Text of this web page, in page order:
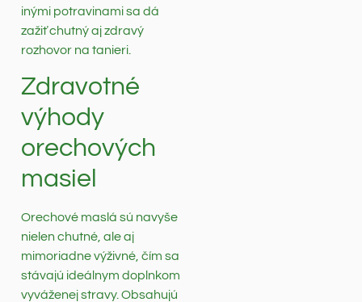
inými potravinami sa dá
zažiť chutný aj zdravý
rozhovor na tanieri.
Zdravotné
výhody
orechových
masiel
Orechové maslá sú navyše
nielen chutné, ale aj
mimoriadne výživné, čím sa
stávajú ideálnym doplnkom
vyváženej stravy. Obsahujú